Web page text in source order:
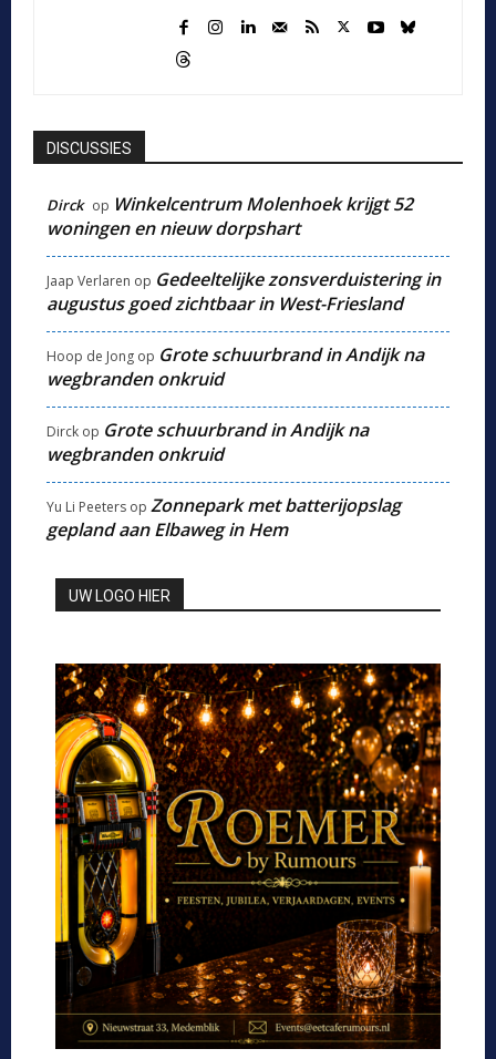
DISCUSSIES
Dirck op Winkelcentrum Molenhoek krijgt 52
woningen en nieuw dorpshart
Jaap Verlaren op Gedeeltelijke zonsverduistering in
augustus goed zichtbaar in West-Friesland
Hoop de Jong op Grote schuurbrand in Andijk na
wegbranden onkruid
Dirck op Grote schuurbrand in Andijk na
wegbranden onkruid
Yu Li Peeters op Zonnepark met batterijopslag
gepland aan Elbaweg in Hem
UW LOGO HIER